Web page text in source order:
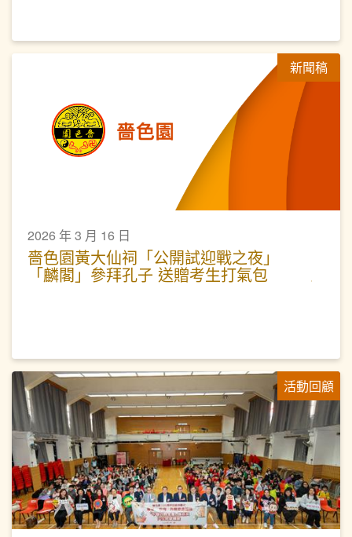
新聞稿
2026 年 3 月 16 日
嗇色園黃大仙祠「公開試迎戰之夜」
「麟閣」參拜孔子 送贈考生打氣包
活動回顧